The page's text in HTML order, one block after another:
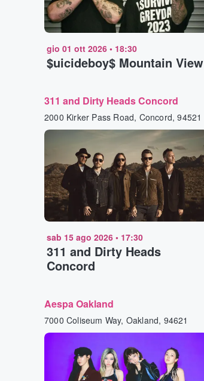
gio 01 ott 2026 • 18:30
$uicideboy$ Mountain View
311 and Dirty Heads Concord
2000 Kirker Pass Road, Concord, 94521
sab 15 ago 2026 • 17:30
311 and Dirty Heads
Concord
Aespa Oakland
7000 Coliseum Way, Oakland, 94621